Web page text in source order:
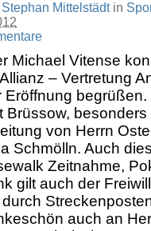
Stephan Mittelstädtin
Michael Vitense
– Vertretung
Eröffnung
Brüssow,
von Herrn
Schmölln. Auch
Zeitnahme,
gilt auch der
auch an